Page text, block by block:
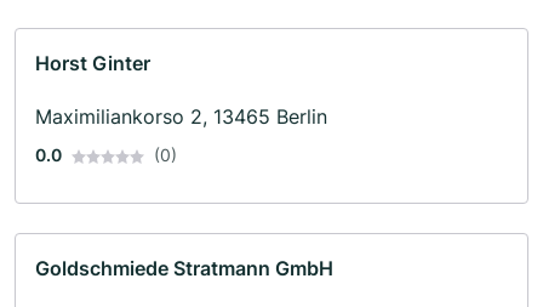
Horst Ginter
Maximiliankorso 2, 13465 Berlin
0.0 (0)
Goldschmiede Stratmann GmbH